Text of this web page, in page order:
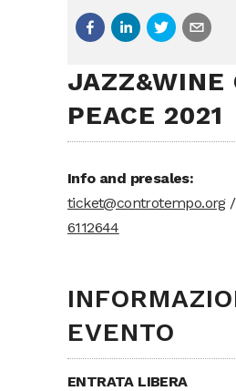
JAZZ&WINE
PEACE 2021
Info and presales:
ticket@controtempo.org
6112644
EVENTO
ENTRATA LIBERA